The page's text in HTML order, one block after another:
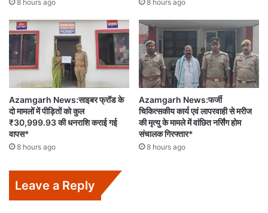
8 hours ago 8 hours ago
Azamgarh News:साइबर फ्रॉड के
दो मामलों में पीड़ितों को कुल
₹30,999.93 की धनराशि कराई गई
वापस*
8 hours ago
Azamgarh News:फर्जी
चिकित्सकीय कार्य एवं लापरवाही से मरीज
की मृत्यु के मामले में वांछित नर्सिंग होम
संचालक गिरफ्तार*
8 hours ago
Leave a Reply